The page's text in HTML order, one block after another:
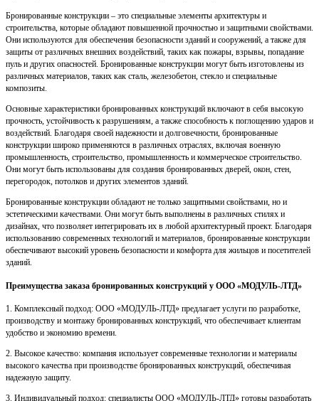
Бронированные конструкции – это специальные элементы архитектуры и
строительства, которые обладают повышенной прочностью и защитными свойствами.
Они используются для обеспечения безопасности зданий и сооружений, а также для
защиты от различных внешних воздействий, таких как пожары, взрывы, попадание
пуль и других опасностей. Бронированные конструкции могут быть изготовлены из
различных материалов, таких как сталь, железобетон, стекло и специальные
композиты.
Основные характеристики бронированных конструкций включают в себя высокую
прочность, устойчивость к разрушениям, а также способность к поглощению ударов и
воздействий. Благодаря своей надежности и долговечности, бронированные
конструкции широко применяются в различных отраслях, включая военную
промышленность, строительство, промышленность и коммерческое строительство.
Они могут быть использованы для создания бронированных дверей, окон, стен,
перегородок, потолков и других элементов зданий.
Бронированные конструкции обладают не только защитными свойствами, но и
эстетическими качествами. Они могут быть выполнены в различных стилях и
дизайнах, что позволяет интегрировать их в любой архитектурный проект. Благодаря
использованию современных технологий и материалов, бронированные конструкции
обеспечивают высокий уровень безопасности и комфорта для жильцов и посетителей
зданий.
Преимущества заказа бронированных конструкций у ООО «МОДУЛЬ-ЛТД»
1. Комплексный подход: ООО «МОДУЛЬ-ЛТД» предлагает услуги по разработке,
производству и монтажу бронированных конструкций, что обеспечивает клиентам
удобство и экономию времени.
2. Высокое качество: компания использует современные технологии и материалы
высокого качества при производстве бронированных конструкций, обеспечивая
надежную защиту.
3. Индивидуальный подход: специалисты ООО «МОДУЛЬ-ЛТД» готовы разработать